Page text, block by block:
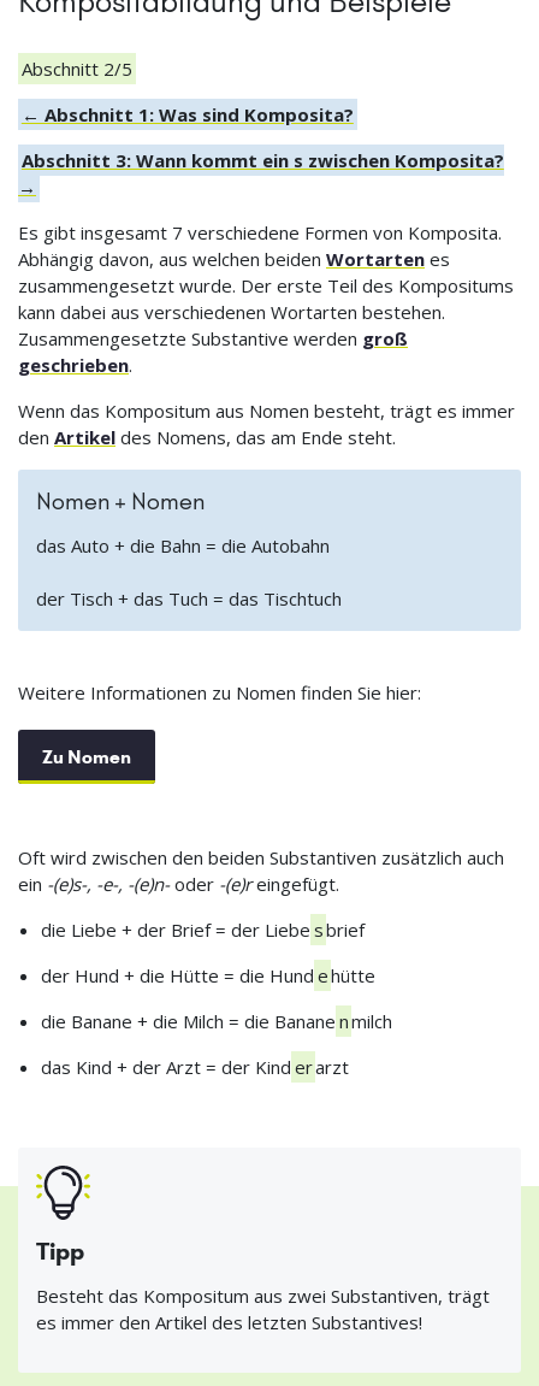
Abschnitt 2/5
← Abschnitt 1: Was sind Komposita?
Abschnitt 3: Wann kommt ein s zwischen Komposita?
→
Es gibt insgesamt 7 verschiedene Formen von Komposita.
Abhängig davon, aus welchen beiden Wortarten es
zusammengesetzt wurde. Der erste Teil des Kompositums
kann dabei aus verschiedenen Wortarten bestehen.
Zusammengesetzte Substantive werden groß
geschrieben.
Wenn das Kompositum aus Nomen besteht, trägt es immer
den Artikel des Nomens, das am Ende steht.
Nomen + Nomen
das Auto + die Bahn = die Autobahn
der Tisch + das Tuch = das Tischtuch
Weitere Informationen zu Nomen finden Sie hier:
Zu Nomen
Oft wird zwischen den beiden Substantiven zusätzlich auch
ein -(e)s-, -e-, -(e)n-oder -(e)reingefügt.
die Liebe + der Brief = der Liebe sbrief
der Hund + die Hütte = die Hund ehütte
die Banane + die Milch = die Banane nmilch
das Kind + der Arzt = der Kind erarzt
Tipp
Besteht das Kompositum aus zwei Substantiven, trägt
es immer den Artikel des letzten Substantives!